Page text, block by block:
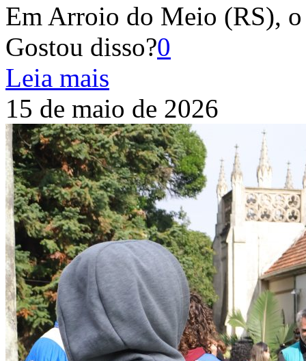
Em Arroio do Meio (RS), o
Gostou disso?0
Leia mais
15 de maio de 2026